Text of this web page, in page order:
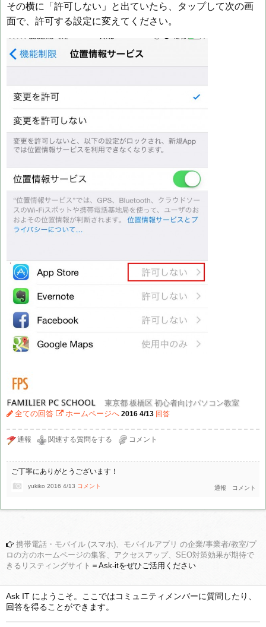
その横に「許可しない」と出ていたら、タップして次の画
面で、許可する設定に変えてください。
FAMILIER PC SCHOOL 東京都 板橋区 初心者向けパソコン教室
全ての回答
ホームページへ 2016 4/13 回答
ご丁寧にありがとうございます！
yukiko 2016 4/13 コメント
携帯電話・モバイル (スマホ)、モバイルアプリ の企業/事業者/教室/プ
ロの方のホームページの集客、アクセスアップ、SEO対策効果が期待で
きるリスティングサイト ＝Ask-itをぜひご活用ください
Ask IT にようこそ。ここではコミュニティメンバーに質問したり、
回答を得ることができます。